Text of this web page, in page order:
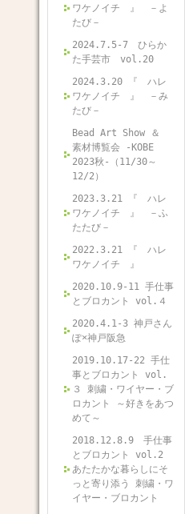
ワケノイチ 』 －よ
たび－
2024.7.5-7 ひらか
た手芸市 vol.20
2024.3.20 『 ハレ
ワケノイチ 』 －み
たび－
Bead Art Show ＆
素材博覧会 -KOBE
2023秋-（11/30～
12/2）
2023.3.21 『 ハレ
ワケノイチ 』 －ふ
たたび－
2022.3.21 『 ハレ
ワケノイチ 』
2020.10.9-11 手仕事
とブロカント vol.４
2020.4.1-3 神戸さん
ぽ×神戸阪急
2019.10.17-22 手仕
事とブロカント vol.
３ 刺繍・ワイヤー・ブ
ロカント ～好きをあつ
めて～
2018.12.8.9 手仕事
とブロカント vol.2
あたたかな暮らしにそ
っと寄り添う 刺繍・ワ
イヤー・ブロカント